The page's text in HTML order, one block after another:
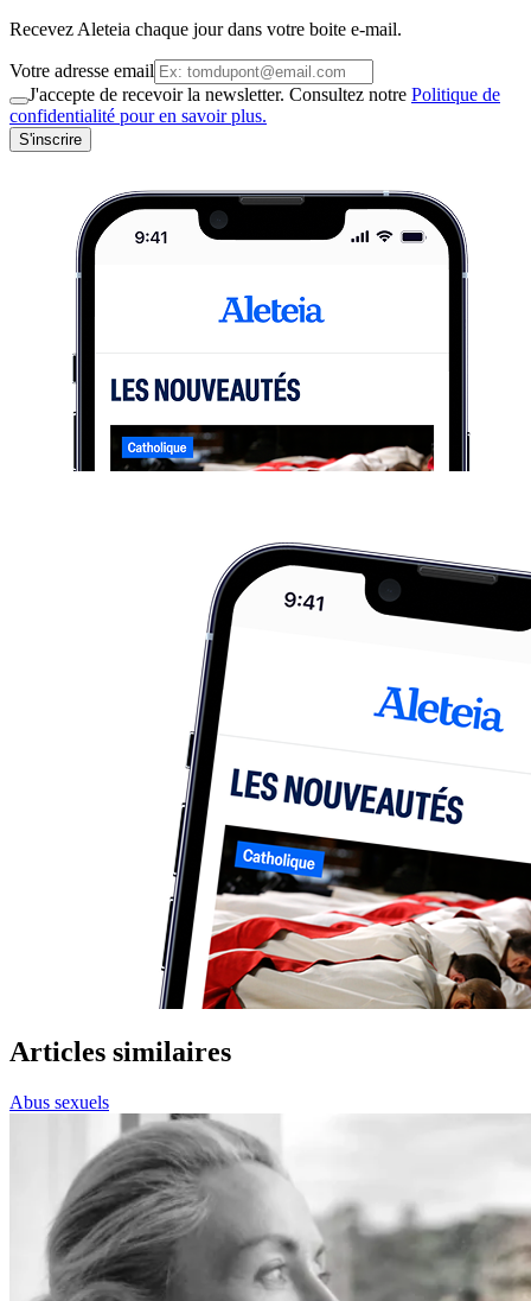
Recevez Aleteia chaque jour dans votre boite e-mail.
Votre adresse email
J'accepte de recevoir la newsletter. Consultez notre Politique de
confidentialité pour en savoir plus.
S'inscrire
Articles similaires
Abus sexuels